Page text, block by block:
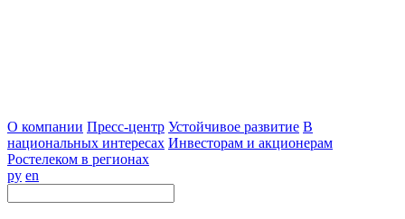
О компании Пресс-центр Устойчивое развитие В
национальных интересах Инвесторам и акционерам
Ростелеком в регионах
ру en